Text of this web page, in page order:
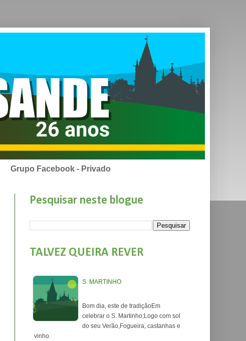
Grupo Facebook - Privado
Pesquisar neste blogue
TALVEZ QUEIRA REVER
S. MARTINHO
Bom dia, este de tradiçãoEm
celebrar o S. Martinho;Logo com sol
do seu Verão,Fogueira, castanhas e
vinho.